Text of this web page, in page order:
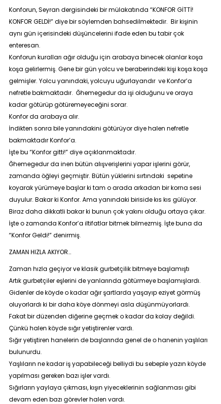
Konforun, Seyran dergisindeki bir mülakatında “KONFOR GİTTİ!
KONFOR GELDİ!” diye bir söylemden bahsedilmektedir. Bir kişinin
aynı gün içerisindeki düşüncelerini ifade eden bu tabir çok
enteresan.
Konforun kuralları ağır olduğu için arabaya binecek olanlar koşa
koşa gelirlermiş. Gene bir gün yolcu ve beraberindeki kişi koşa koşa
gelmişler. Yolcu yanındaki, yolcuyu uğurlayandır ve Konfor’a
nefretle bakmaktadır. Ğhemegedur da işi olduğunu ve oraya
kadar götürüp götüremeyeceğini sorar.
Konfor da arabaya alır.
İndikten sonra bile yanındakini götürüyor diye halen nefretle
bakmaktadır Konfor’a.
İşte bu “Konfor gitti!” diye açıklanmaktadır.
Ğhemegedur da inen bütün alışverişlerini yapar işlerini görür,
zamanda öğleyi geçmiştir. Bütün yüklerini sırtındaki sepetine
koyarak yürümeye başlar ki tam o arada arkadan bir korna sesi
duyulur. Bakar ki Konfor. Ama yanındaki biriside kıs kıs gülüyor.
Biraz daha dikkatli bakar ki bunun çok yakını olduğu ortaya çıkar.
İşte o zamanda Konfor’a iltifatlar bitmek bilmezmiş. İşte buna da
“Konfor Geldi!” denirmiş.
ZAMAN HIZLA AKIYOR…
Zaman hızla geçiyor ve klasik gurbetçilik bitmeye başlamıştı
Artık gurbetçiler eşlerini de yanlarında götürmeye başlamışlardı.
Gidenler de köyde o kadar ağır şartlarda yaşayıp eziyet görmüş
oluyorlardı ki bir daha köye dönmeyi asla düşünmüyorlardı.
Fakat bir düzenden diğerine geçmek o kadar da kolay değildi.
Çünkü halen köyde sığır yetiştirenler vardı.
Sığır yetiştiren hanelerin de başlarında genel de o hanenin yaşlıları
bulunurdu.
Yaşlıların ne kadar iş yapabileceği belliydi bu sebeple yazın köyde
yapılması gereken bazı işler vardı.
Sığırların yaylaya çıkması, kışın yiyeceklerinin sağlanması gibi
devam eden bazı görevler halen vardı.